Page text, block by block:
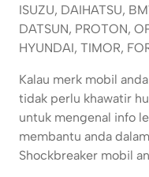
ISUZU, DAIHATSU,
DATSUN, PROTON,
HYUNDAI, TIMOR,
Kalau merk mobil
tidak perlu khawatir
untuk mengenal info
membantu anda
Shockbreaker mobil